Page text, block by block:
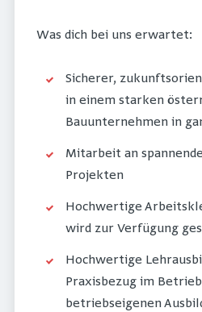
Was dich bei uns erwartet:
Sicherer,
in einem starken
Bauunternehmen in
Mitarbeit an
Projekten
Hochwertige
wird zur Verfügung
Hochwertige
Praxisbezug im
betriebseigenen